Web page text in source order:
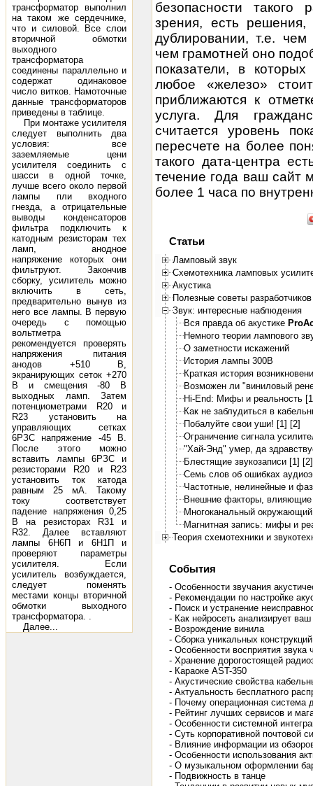
трансформатор выполнил
на таком же сердечнике,
что и силовой. Все слои
вторичной обмотки
выходного
трансформатора
соединены параллельно и
содержат одинаковое
число витков. Намоточные
данные трансформаторов
приведены в таблице.
При монтаже усилителя
следует выполнить два
условия: все
заземляемые цени
усилителя соединить с
шасси в одной точке,
лучше всего около первой
лампы пли входного
гнезда, а отрицательные
выводы конденсаторов
фильтра подключить к
катодным резисторам тех
ламп, анодное
напряжение которых они
фильтруют. Закончив
сборку, усилитель можно
включить в сеть,
предварительно вынув из
него все лампы. В первую
очередь с помощью
вольтметра
рекомендуется проверять
напряжения питания
анодов +510 В,
экранирующих сеток +270
В и смещения -80 В
выходных ламп. Затем
потенциометрами R20 и
R23 установить на
управляющих сетках
6РЗС напряжение -45 В.
После этого можно
вставить лампы 6РЗС и
резисторами R20 и R23
установить ток катода
равным 25 мА. Такому
току соответствует
падение напряжения 0,25
В на резисторах R31 и
R32. Далее вставляют
лампы 6Н6П и 6Н1П и
проверяют параметры
усилителя. Если
усилитель возбуждается,
следует поменять
местами концы вторичной
обмотки выходного
трансформатора. .
Далее...
безопасности такого
зрения, есть
дублировании, т.е.
чем грамотней оно
показатели, в
любое «железо»
приближаются к
услуга. Для
считается уровень
пересчете на более
такого дата-центра
течение года ваш сайт
более 1 часа по
Статьи
Ламповый звук
Схемотехника ламповых
Акустика
Полезные советы
Звук: интересные наблюдения
Вся правда об акустике
Немного теории лампового
О заметности искажений
История лампы 300B
Краткая история
Возможен ли "виниловый
Hi-End: Мифы и реальность
Как не заблудиться в
Побалуйте свои уши! [1] [2]
Ограничение сигнала
"Хай-Энд" умер, да
Блестящие звукозаписи [1] [2]
Семь слов об ошибках
Частотные, нелинейные и
Внешние факторы, влияющие
Многоканальный окружающий
Магнитная запись: мифы и
Теория схемотехники и
События
- Особенности звучания
- Рекомендации по настройке
- Поиск и устранение
- Как нейросеть анализирует
- Возрождение винила
- Сборка уникальных конструкций
- Особенности восприятия звука
- Хранение дорогостоящей
- Караоке AST-350
- Акустические свойства
- Актуальность бесплатного
- Почему операционная система
- Рейтинг лучших сервисов и
- Особенности системной
- Суть корпоративной почтовой
- Влияние информации из
- Особенности использования
- О музыкальном оформлении
- Подвижность в танце